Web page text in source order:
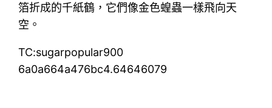
箔折成的千紙鶴，它們像金色蝗蟲一樣飛向天
空。
TC:sugarpopular900
6a0a664a476bc4.64646079